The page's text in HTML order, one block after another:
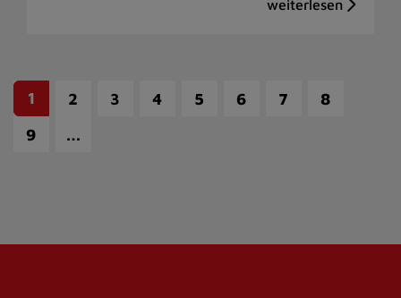
1 2 3 4 5 6 7
8
9
…